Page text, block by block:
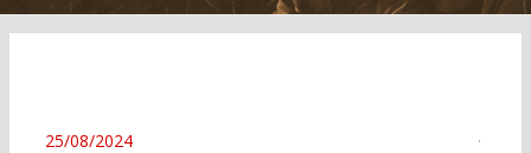
POSTED
25/08/2024